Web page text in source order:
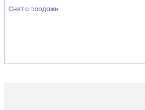
Снят с продажи